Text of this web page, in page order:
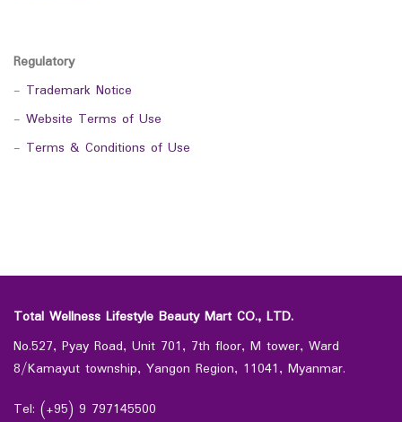
Regulatory
- Trademark Notice
- Website Terms of Use
- Terms & Conditions of Use
Total Wellness Lifestyle Beauty Mart CO., LTD.
No.527, Pyay Road, Unit 701, 7th floor, M tower, Ward
8/Kamayut township, Yangon Region, 11041, Myanmar.
Tel: (+95) 9 797145500